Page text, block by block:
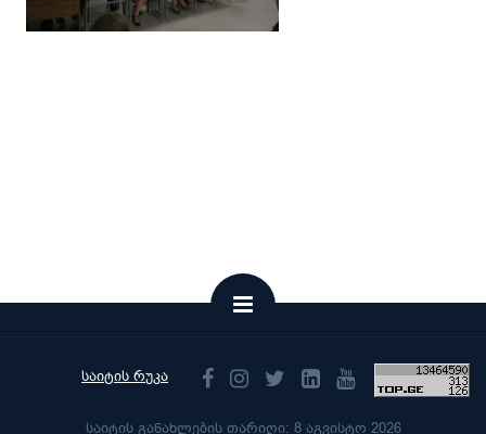
საიტის რუკა
საიტის განახლების თარიღი: 8 აგვისტო 2026